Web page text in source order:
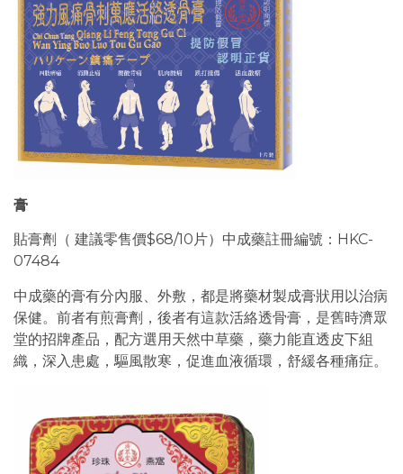
膏
貼膏劑（ 建議零售價$68/10片）中成藥註冊編號：HKC-
07484
中成藥的膏有分內服、外敷，都是將藥材製成膏狀用以治病
保健。前者有煎膏劑，後者有這款活絡透骨膏，是舊時濟眾
堂的招牌產品，配方選用天然中草藥，藥力能直透皮下組
織，深入患處，驅風散寒，促進血液循環，舒緩各種痛症。